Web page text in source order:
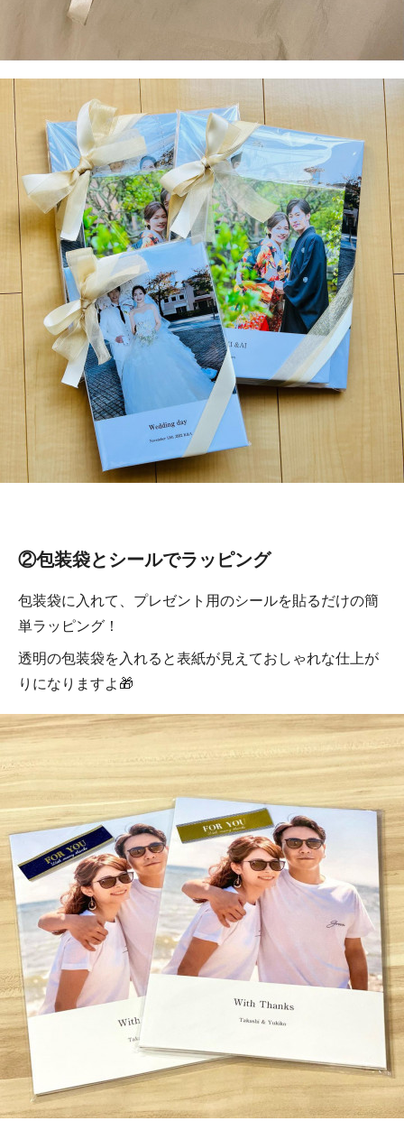
②包装袋とシールでラッピング
包装袋に入れて、プレゼント用のシールを貼るだけの簡
単ラッピング！
透明の包装袋を入れると表紙が見えておしゃれな仕上が
りになりますよ🎁